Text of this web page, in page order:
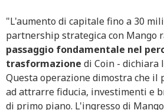
"L'aumento di capitale fino a 30
partnership strategica con Mango
passaggio fondamentale nel
trasformazione di Coin - dichiara
Questa operazione dimostra che il
ad attrarre fiducia, investimenti e
di primo piano. L'ingresso di